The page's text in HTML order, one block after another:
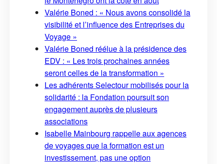
Valérie Boned : « Nous avons consolidé la
visibilité et l’influence des Entreprises du
Voyage »
Valérie Boned réélue à la présidence des
EDV : « Les trois prochaines années
seront celles de la transformation »
Les adhérents Selectour mobilisés pour la
solidarité : la Fondation poursuit son
engagement auprès de plusieurs
associations
Isabelle Mainbourg rappelle aux agences
de voyages que la formation est un
investissement, pas une option